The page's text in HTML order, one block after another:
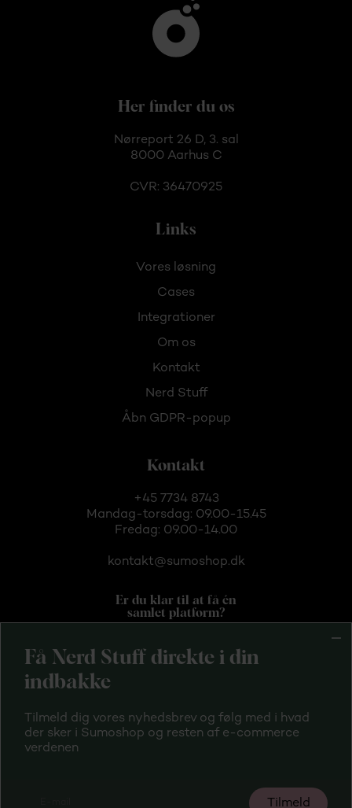
Få Nerd Stuff direkte i din
indbakke
Tilmeld dig vores nyhedsbrev og følg med i hvad
der sker i Sumoshop og resten af e-commerce
verdenen
Her finder du os
Nørreport 26 D, 3. sal
8000 Aarhus C
CVR: 36470925
Links
Vores løsning
Cases
Integrationer
Om os
Kontakt
Nerd Stuff
Åbn GDPR-popup
Kontakt
+45 7734 8743
Mandag-torsdag: 09.00-15.45
Fredag: 09.00-14.00
kontakt@sumoshop.dk
Er du klar til at få én
samlet platform?
Handelsbetingelser